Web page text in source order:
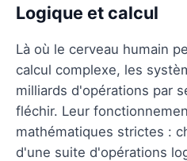
Logique et calcul
Là où le cerveau humain
calcul complexe, les
milliards d'opérations par
fléchir. Leur
mathématiques strictes :
d'une suite d'opérations